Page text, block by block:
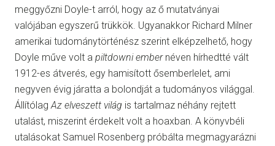
meggyőzni Doyle-t arról, hogy az ő mutatványai
valójában egyszerű trükkök. Ugyanakkor Richard Milner
amerikai tudománytörténész szerint elképzelhető, hogy
Doyle műve volt a piltdowni embernéven hírhedtté vált
1912-es átverés, egy hamisított ősemberlelet, ami
negyven évig járatta a bolondját a tudományos világgal.
Állítólag Az elveszett világ is tartalmaz néhány rejtett
utalást, miszerint érdekelt volt a hoaxban. A könyvbéli
utalásokat Samuel Rosenberg próbálta megmagyarázni